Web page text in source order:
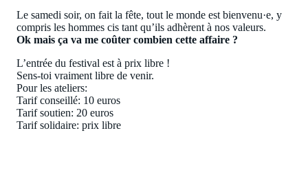
Le samedi soir, on fait la fête, tout le monde est bienvenu·e, y
compris les hommes cis tant qu’ils adhèrent à nos valeurs.
Ok mais ça va me coûter combien cette affaire ?
L’entrée du festival est à prix libre !
Sens-toi vraiment libre de venir.
Pour les ateliers:
Tarif conseillé: 10 euros
Tarif soutien: 20 euros
Tarif solidaire: prix libre